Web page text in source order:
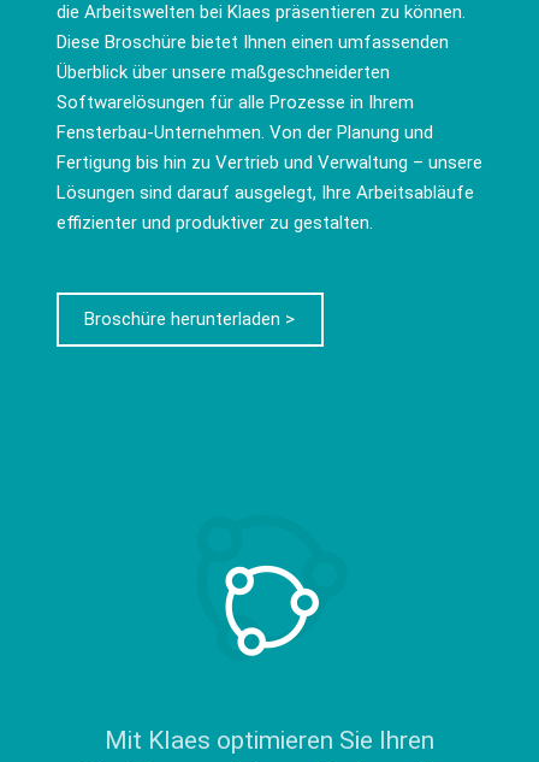
die Arbeitswelten bei Klaes präsentieren zu können.
Diese Broschüre bietet Ihnen einen umfassenden
Überblick über unsere maßgeschneiderten
Softwarelösungen für alle Prozesse in Ihrem
Fensterbau-Unternehmen. Von der Planung und
Fertigung bis hin zu Vertrieb und Verwaltung – unsere
Lösungen sind darauf ausgelegt, Ihre Arbeitsabläufe
effizienter und produktiver zu gestalten.
Broschüre herunterladen >
Mit Klaes optimieren Sie Ihren